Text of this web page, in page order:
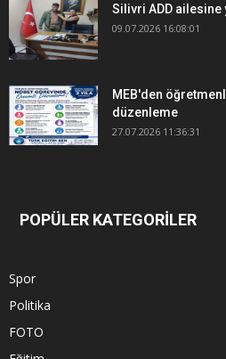
Silivri ADD ailesine
09.07.2026 16:08:01
MEB'den
düzenleme
27.07.2026 11:36:31
POPÜLER KATEGORİLER
Spor
Politika
FOTO